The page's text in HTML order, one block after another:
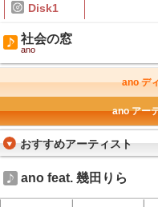
Disk1
社会の窓
ano
ano デ
ano アー
おすすめアーティスト
ano feat. 幾田りら